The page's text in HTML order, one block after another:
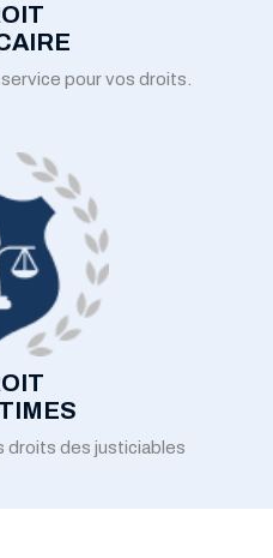
pour vos droits.
droits des justiciables